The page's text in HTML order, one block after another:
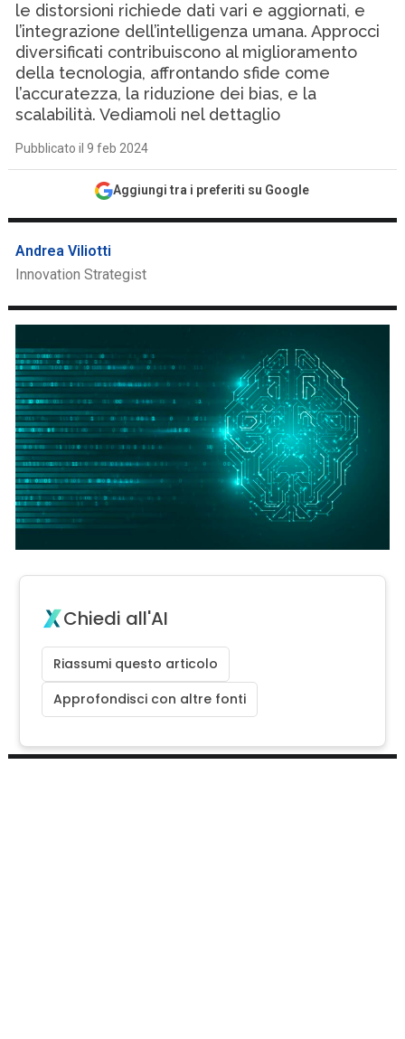
le distorsioni richiede dati vari e aggiornati, e
l’integrazione dell’intelligenza umana. Approcci
diversificati contribuiscono al miglioramento
della tecnologia, affrontando sfide come
l’accuratezza, la riduzione dei bias, e la
scalabilità. Vediamoli nel dettaglio
Pubblicato il 9 feb 2024
Aggiungi tra i preferiti su Google
Andrea Viliotti
Innovation Strategist
Chiedi all'AI
Riassumi questo articolo
Approfondisci con altre fonti